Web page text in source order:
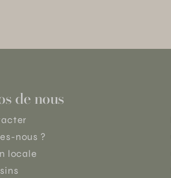
de nous
nous ?
locale